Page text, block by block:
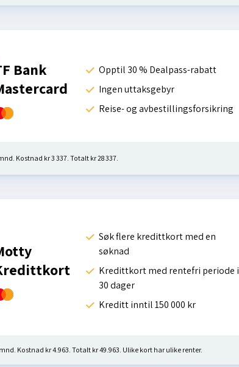
Bank
Opptil 30 % Dealpass-rabatt
Ingen uttaksgebyr
Reise- og avbestillingsforsikring
Kostnad kr 3 337. Totalt kr 28 337.
Søk flere kredittkort med en
søknad
Kredittkort med rentefri periode i
30 dager
Kreditt inntil 150 000 kr
mnd. Kostnad kr 4.963. Totalt kr 49.963. Ulike kort har ulike renter.